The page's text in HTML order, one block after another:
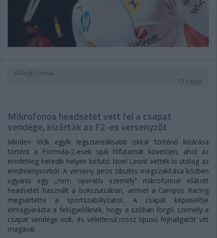
Balogh Tamás
17 napja
Mikrofonos headsetet vett fel a csapat
vendége, kizárták az F2-es versenyzőt
Minden idők egyik legszürreálisabb okkal történő kizárása
történt a Formula-2-esek spái főfutamát követően, ahol az
eredetileg hetedik helyen befutó Noel Leont vették ki utólag az
eredménysorból. A verseny piros zászlós megszakítása közben
ugyanis egy „nem operatív személy” mikrofonnal ellátott
headsetet használt a bokszutcában, amivel a Campos Racing
megsértette a sportszabályzatot. A csapat képviselője
elmagyarázta a felügyelőknek, hogy a szóban forgó személy a
csapat vendége volt, és véletlenül rossz típusú fejhallgatót vitt
magával.